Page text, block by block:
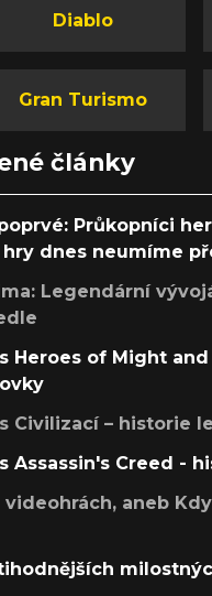
Diablo
Gran Turismo
články
Průkopníci
hry dnes neumíme
Legendární
Heroes of Might
Civilizací – historie
Assassin's Creed -
videohrách, aneb